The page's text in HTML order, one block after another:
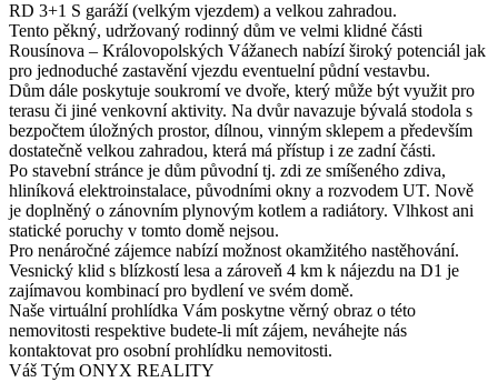
RD 3+1 S garáží (velkým vjezdem) a velkou zahradou.
Tento pěkný, udržovaný rodinný dům ve velmi klidné části
Rousínova – Královopolských Vážanech nabízí široký potenciál jak
pro jednoduché zastavění vjezdu eventuelní půdní vestavbu.
Dům dále poskytuje soukromí ve dvoře, který může být využit pro
terasu či jiné venkovní aktivity. Na dvůr navazuje bývalá stodola s
bezpočtem úložných prostor, dílnou, vinným sklepem a především
dostatečně velkou zahradou, která má přístup i ze zadní části.
Po stavební stránce je dům původní tj. zdi ze smíšeného zdiva,
hliníková elektroinstalace, původními okny a rozvodem UT. Nově
je doplněný o zánovním plynovým kotlem a radiátory. Vlhkost ani
statické poruchy v tomto domě nejsou.
Pro nenáročné zájemce nabízí možnost okamžitého nastěhování.
Vesnický klid s blízkostí lesa a zároveň 4 km k nájezdu na D1 je
zajímavou kombinací pro bydlení ve svém domě.
Naše virtuální prohlídka Vám poskytne věrný obraz o této
nemovitosti respektive budete-li mít zájem, neváhejte nás
kontaktovat pro osobní prohlídku nemovitosti.
Váš Tým ONYX REALITY